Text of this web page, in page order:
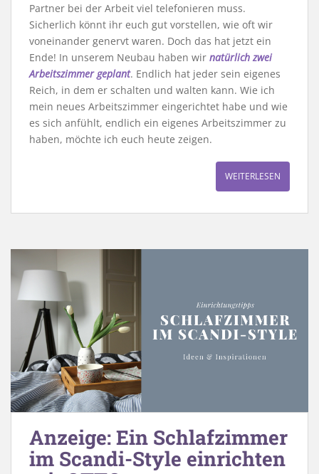
Partner bei der Arbeit viel telefonieren muss.
Sicherlich könnt ihr euch gut vorstellen, wie oft wir
voneinander genervt waren. Doch das hat jetzt ein
Ende! In unserem Neubau haben wir natürlich zwei
Arbeitszimmer geplant. Endlich hat jeder sein eigenes
Reich, in dem er schalten und walten kann. Wie ich
mein neues Arbeitszimmer eingerichtet habe und wie
es sich anfühlt, endlich ein eigenes Arbeitszimmer zu
haben, möchte ich euch heute zeigen.
WEITERLESEN
Anzeige: Ein Schlafzimmer
im Scandi-Style einrichten